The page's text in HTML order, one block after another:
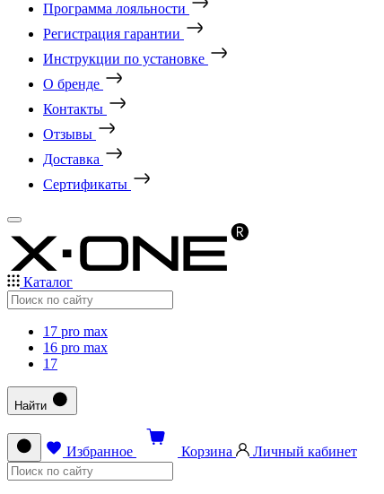
Программа лояльности
Регистрация гарантии
Инструкции по установке
О бренде
Контакты
Отзывы
Доставка
Сертификаты
Каталог
17 pro max
16 pro max
17
Найти
Избранное Корзина Личный кабинет